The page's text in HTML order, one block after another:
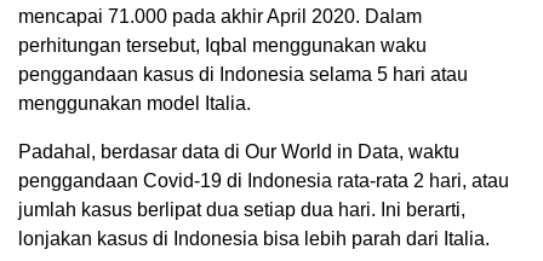
mencapai 71.000 pada akhir April 2020. Dalam
perhitungan tersebut, Iqbal menggunakan waku
penggandaan kasus di Indonesia selama 5 hari atau
menggunakan model Italia.
Padahal, berdasar data di Our World in Data, waktu
penggandaan Covid-19 di Indonesia rata-rata 2 hari, atau
jumlah kasus berlipat dua setiap dua hari. Ini berarti,
lonjakan kasus di Indonesia bisa lebih parah dari Italia.